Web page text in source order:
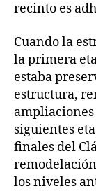
recinto es
Cuando la
la primera
estaba
estructura,
siguientes
finales del
los niveles